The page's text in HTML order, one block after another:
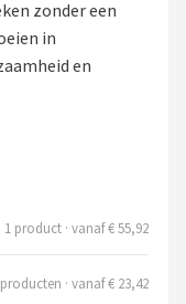
zonder een
in
en
1 product · vanaf € 55,92
· vanaf € 23,42